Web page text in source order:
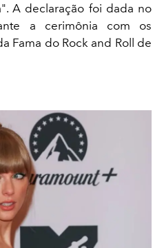
A declaração foi dada no
a cerimônia com os
Fama do Rock and Roll de